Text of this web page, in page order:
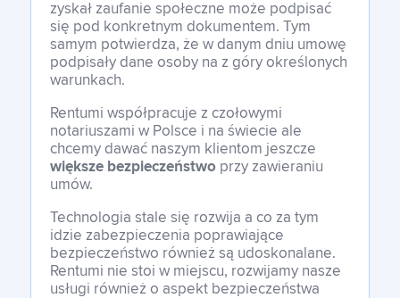
English
zyskał zaufanie społeczne może podpisać
się pod konkretnym dokumentem. Tym
samym potwierdza, że w danym dniu umowę
podpisały dane osoby na z góry określonych
warunkach.
Rentumi współpracuje z czołowymi
notariuszami w Polsce i na świecie ale
chcemy dawać naszym klientom jeszcze
większe bezpieczeństwo przy zawieraniu
umów.
Technologia stale się rozwija a co za tym
idzie zabezpieczenia poprawiające
bezpieczeństwo również są udoskonalane.
Rentumi nie stoi w miejscu, rozwijamy nasze
usługi również o aspekt bezpieczeństwa